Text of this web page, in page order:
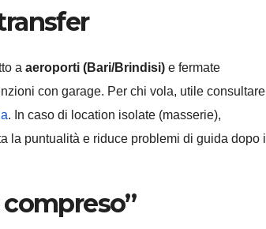
a aeroporti (Bari/Brindisi) e fermate
con garage. Per chi vola, utile consultare
. In caso di location isolate (masserie),
la puntualità e riduce problemi di guida dopo il